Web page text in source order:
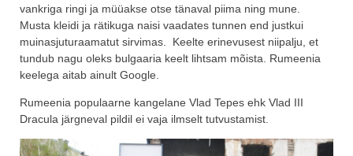
vankriga ringi ja müüakse otse tänaval piima ning mune.
Musta kleidi ja rätikuga naisi vaadates tunnen end justkui
muinasjuturaamatut sirvimas. Keelte erinevusest niipalju, et
tundub nagu oleks bulgaaria keelt lihtsam mõista. Rumeenia
keelega aitab ainult Google.
Rumeenia populaarne kangelane Vlad Tepes ehk Vlad III
Dracula järgneval pildil ei vaja ilmselt tutvustamist.